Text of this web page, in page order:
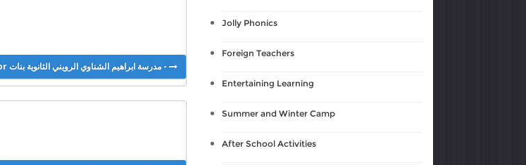
More details for مدرسة ابراهيم الشناوي الرويني الثانوية بنات -
Jolly Phonics
Foreign Teachers
Entertaining Learning
Summer and Winter Camp
After School Activities